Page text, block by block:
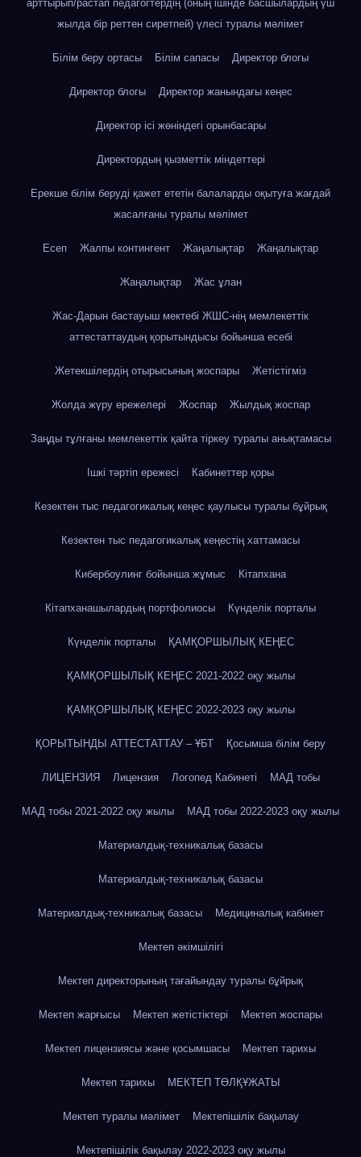
арттырып/растап педагогтердің (оның ішінде басшылардың үш
жылда бір реттен сиретпей) үлесі туралы мәлімет
Білім беру ортасы Білім сапасы Директор блогы
Директор блогы Директор жанындағы кеңес
Директор ісі жөніндегі орынбасары
Директордың қызметтік міндеттері
Ерекше білім беруді қажет ететін балаларды оқытуға жағдай
жасалғаны туралы мәлімет
Есеп Жалпы контингент Жаңалықтар Жаңалықтар
Жаңалықтар Жас ұлан
Жас-Дарын бастауыш мектебі ЖШС-нің мемлекеттік
аттестаттаудың қорытындысы бойынша есебі
Жетекшілердің отырысының жоспары Жетістігміз
Жолда жүру ережелері Жоспар Жылдық жоспар
Заңды тұлғаны мемлекеттік қайта тіркеу туралы анықтамасы
Ішкі тәртіп ережесі Кабинеттер қоры
Кезектен тыс педагогикалық кеңес қаулысы туралы бұйрық
Кезектен тыс педагогикалық кеңестің хаттамасы
Кибербоулинг бойынша жұмыс Кітапхана
Кітапханашылардың портфолиосы Күнделік порталы
Күнделік порталы ҚАМҚОРШЫЛЫҚ КЕҢЕС
ҚАМҚОРШЫЛЫҚ КЕҢЕС 2021-2022 оқу жылы
ҚАМҚОРШЫЛЫҚ КЕҢЕС 2022-2023 оқу жылы
ҚОРЫТЫНДЫ АТТЕСТАТТАУ – ҰБТ Қосымша білім беру
ЛИЦЕНЗИЯ Лицензия Логопед Кабинеті МАД тобы
МАД тобы 2021-2022 оқу жылы МАД тобы 2022-2023 оқу жылы
Материалдық-техникалық базасы
Материалдық-техникалық базасы
Материалдық-техникалық базасы Медициналық кабинет
Мектеп әкімшілігі
Мектеп директорының тағайындау туралы бұйрық
Мектеп жарғысы Мектеп жетістіктері Мектеп жоспары
Мектеп лицензиясы және қосымшасы Мектеп тарихы
Мектеп тарихы МЕКТЕП ТӨЛҚҰЖАТЫ
Мектеп туралы мәлімет Мектепішілік бақылау
Мектепішілік бақылау 2022-2023 оқу жылы